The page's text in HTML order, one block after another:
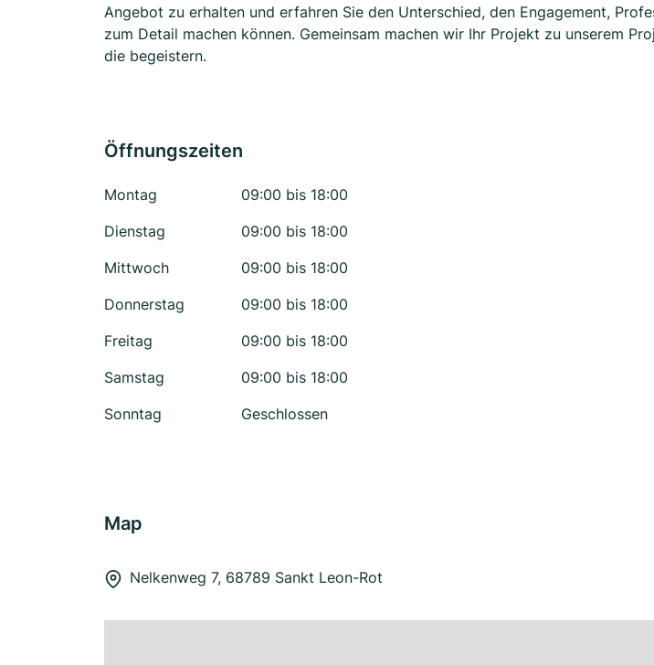
Angebot zu erhalten und erfahren Sie den Unterschied, den Engagement,
zum Detail machen können. Gemeinsam machen wir Ihr Projekt zu unserem
die begeistern.
Öffnungszeiten
Montag
09:00 bis 18:00
Dienstag
09:00 bis 18:00
Mittwoch
09:00 bis 18:00
Donnerstag
09:00 bis 18:00
Freitag
09:00 bis 18:00
Samstag
09:00 bis 18:00
Sonntag
Geschlossen
Map
Nelkenweg 7, 68789 Sankt Leon-Rot